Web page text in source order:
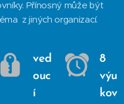
Přínosný může být
z jiných organizací.
ved
ouc
í
8
výu
kov